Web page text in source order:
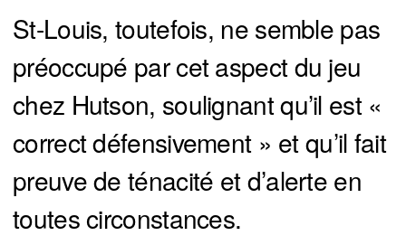
St-Louis, toutefois, ne semble pas
préoccupé par cet aspect du jeu
chez Hutson, soulignant qu’il est «
correct défensivement » et qu’il fait
preuve de ténacité et d’alerte en
toutes circonstances.